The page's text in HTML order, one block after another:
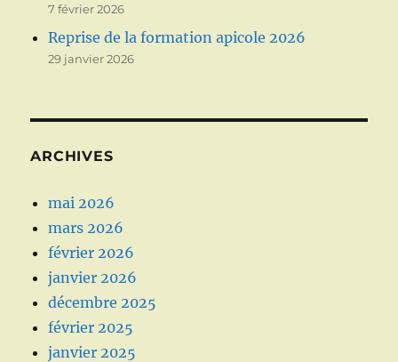
7 février 2026
Reprise de la formation apicole 2026
29 janvier 2026
ARCHIVES
mai 2026
mars 2026
février 2026
janvier 2026
décembre 2025
février 2025
janvier 2025